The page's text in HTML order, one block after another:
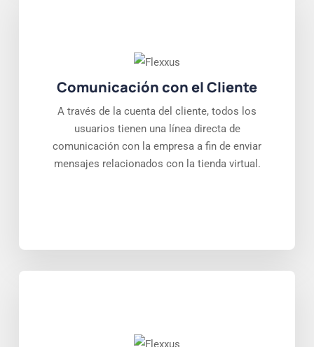
Comunicación con el Cliente
A través de la cuenta del cliente, todos los
usuarios tienen una línea directa de
comunicación con la empresa a fin de enviar
mensajes relacionados con la tienda virtual.